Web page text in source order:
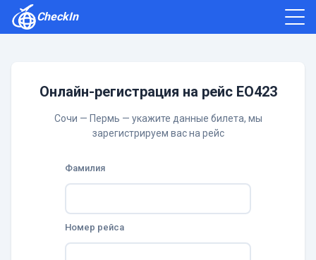
CheckIn
Онлайн-регистрация на рейс EO423
Сочи — Пермь — укажите данные билета, мы
зарегистрируем вас на рейс
Фамилия
Номер рейса